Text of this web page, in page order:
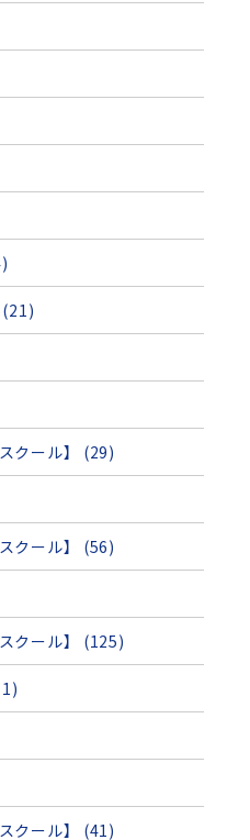
(21)
クール】 (29)
クール】 (56)
クール】 (125)
クール】 (41)